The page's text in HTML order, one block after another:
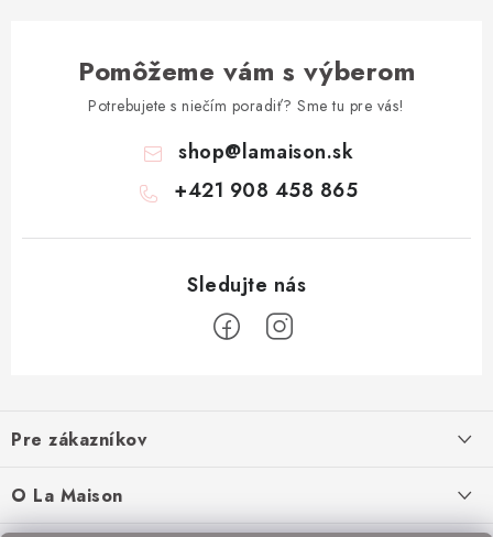
Pomôžeme vám s výberom
Potrebujete s niečím poradiť? Sme tu pre vás!
shop@lamaison.sk
+421 908 458 865
p
ä
t
Pre zákazníkov
Doprava a platba
O La Maison